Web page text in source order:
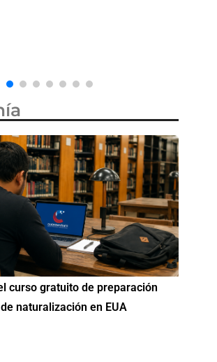
sobre los intentos de exigir
ingresa a Ciudadanízate, el curso
para el examen de